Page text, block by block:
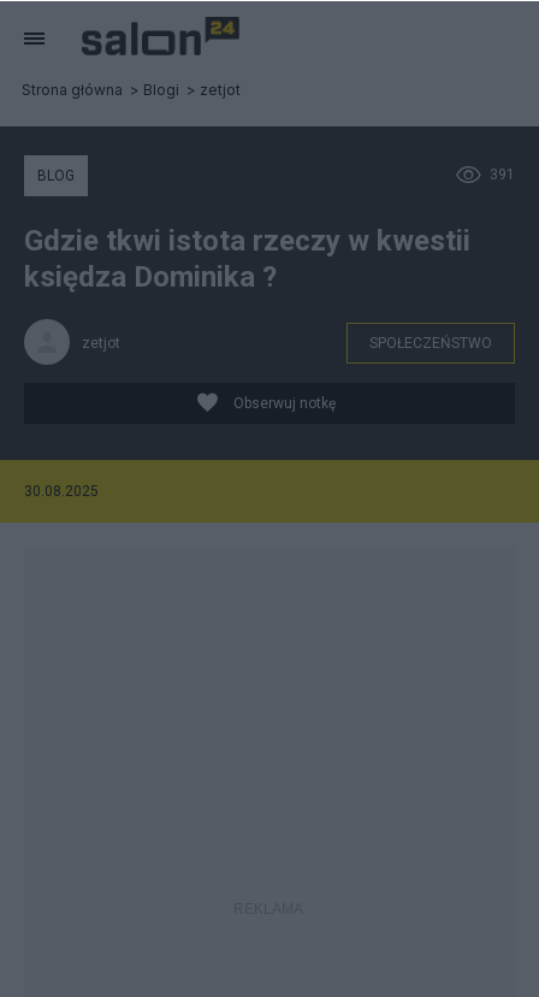
Strona główna Blogi zetjot
391
BLOG
Gdzie tkwi istota rzeczy w kwestii
księdza Dominika ?
zetjot SPOŁECZEŃSTWO
Obserwuj notkę
30.08.2025